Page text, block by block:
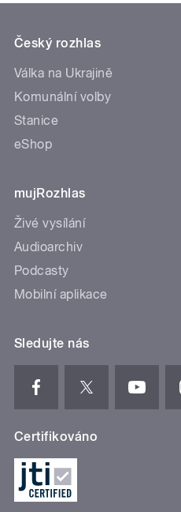
Český rozhlas
Válka na Ukrajině
Komunální volby
Stanice
eShop
mujRozhlas
Živé vysílání
Audioarchiv
Podcasty
Mobilní aplikace
Sledujte nás
Certifikováno